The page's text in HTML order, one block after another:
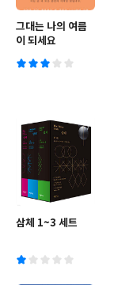
그대는 나의 여름
이 되세요
삼체 1~3 세트